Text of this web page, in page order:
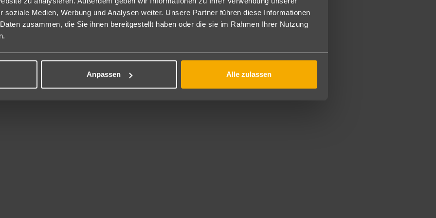
soziale Medien, Werbung und Analysen weiter. Unsere Partner führen diese Informationen
zusammen, die Sie ihnen bereitgestellt haben oder die sie im Rahmen Ihrer Nutzung
Anpassen Alle zulassen
in ab 12:30 Uhr
out bis 12 Uhr
steht den Hotelgästen kostenlos zur Verfügung.